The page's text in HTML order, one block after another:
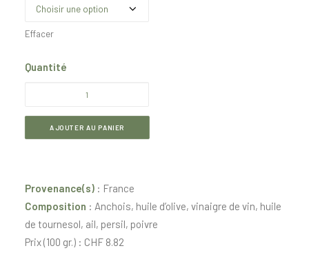
Effacer
Quantité
DéliceAJOUTER AU PANIER
Provenance(s) : France
Composition : Anchois, huile d’olive, vinaigre de vin, huile
de tournesol, ail, persil, poivre
Prix (100 gr.) : CHF 8.82